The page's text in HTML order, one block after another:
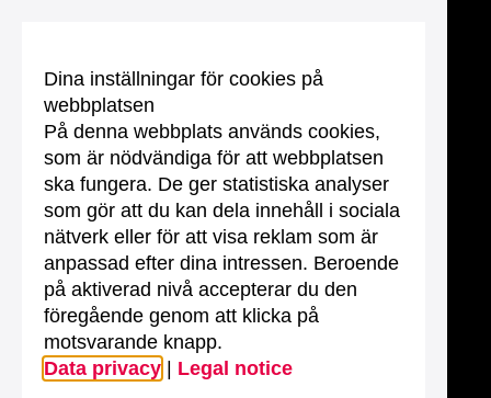
Dina inställningar för cookies på
webbplatsen
På denna webbplats används cookies,
som är nödvändiga för att webbplatsen
ska fungera. De ger statistiska analyser
som gör att du kan dela innehåll i sociala
nätverk eller för att visa reklam som är
anpassad efter dina intressen. Beroende
på aktiverad nivå accepterar du den
föregående genom att klicka på
motsvarande knapp.
Data privacy
Legal notice